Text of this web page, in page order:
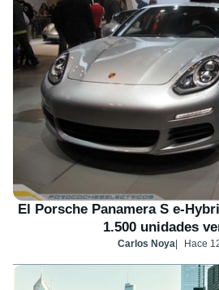
El Porsche Panamera S e-
1.500 unidades
Carlos Noya Hace